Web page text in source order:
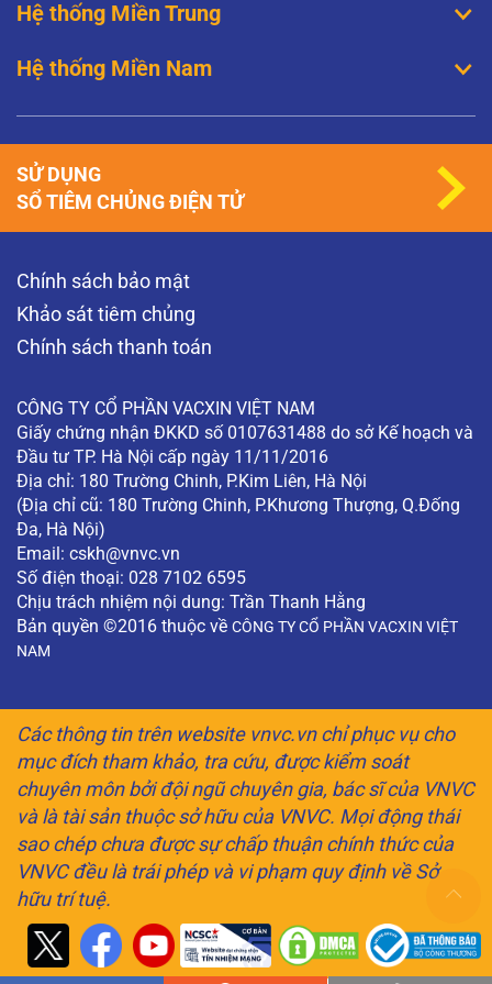
Hệ thống Miền Trung
Hệ thống Miền Nam
Chính sách bảo mật
Khảo sát tiêm chủng
Chính sách thanh toán
CÔNG TY CỔ PHẦN VACXIN VIỆT NAM
Giấy chứng nhận ĐKKD số 0107631488 do sở Kế hoạch và
Đầu tư TP. Hà Nội cấp ngày 11/11/2016
Địa chỉ: 180 Trường Chinh, P.Kim Liên, Hà Nội
(Địa chỉ cũ: 180 Trường Chinh, P.Khương Thượng, Q.Đống
Đa, Hà Nội)
Email: cskh@vnvc.vn
Số điện thoại: 028 7102 6595
Chịu trách nhiệm nội dung: Trần Thanh Hằng
Bản quyền ©2016 thuộc về CÔNG TY CỔ PHẦN VACXIN VIỆT
NAM
SỬ DỤNG
SỔ TIÊM CHỦNG ĐIỆN TỬ
Các thông tin trên website vnvc.vn chỉ phục vụ cho
mục đích tham khảo, tra cứu, được kiểm soát
chuyên môn bởi đội ngũ chuyên gia, bác sĩ của VNVC
và là tài sản thuộc sở hữu của VNVC. Mọi động thái
sao chép chưa được sự chấp thuận chính thức của
VNVC đều là trái phép và vi phạm quy định về Sở
hữu trí tuệ.